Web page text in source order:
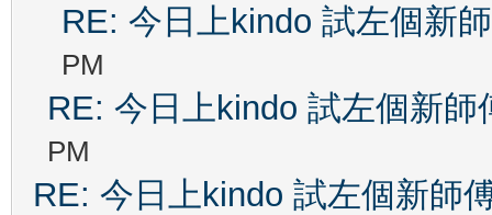
RE: 今日上kindo 試左個新
PM
RE: 今日上kindo 試左個新師
PM
RE: 今日上kindo 試左個新師